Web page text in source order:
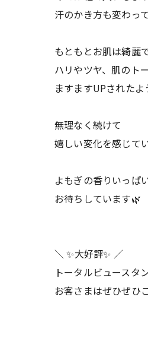
汗のかき方も変わっ
もともとお肌は綺麗
ハリやツヤ、肌のト
ますますUPされたよ
無理なく続けて
嬉しい変化を感じて
よもぎの香りいっぱ
お待ちしています🌿
＼ ✨大好評✨ ／
トータルビュースタ
お客さまはぜひぜひ